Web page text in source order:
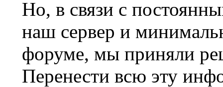
Но, в связи с
наш сервер и
форуме, мы приняли
Перенести всю эту